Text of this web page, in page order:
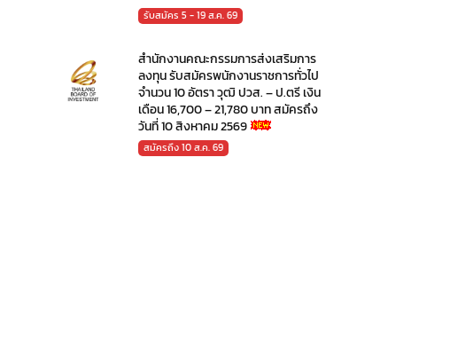
รับสมัคร 5 - 19 ส.ค. 69
สำนักงานคณะกรรมการส่งเสริมการ
ลงทุน รับสมัครพนักงานราชการทั่วไป
จำนวน 10 อัตรา วุฒิ ปวส. – ป.ตรี เงิน
เดือน 16,700 – 21,780 บาท สมัครถึง
วันที่ 10 สิงหาคม 2569
สมัครถึง 10 ส.ค. 69